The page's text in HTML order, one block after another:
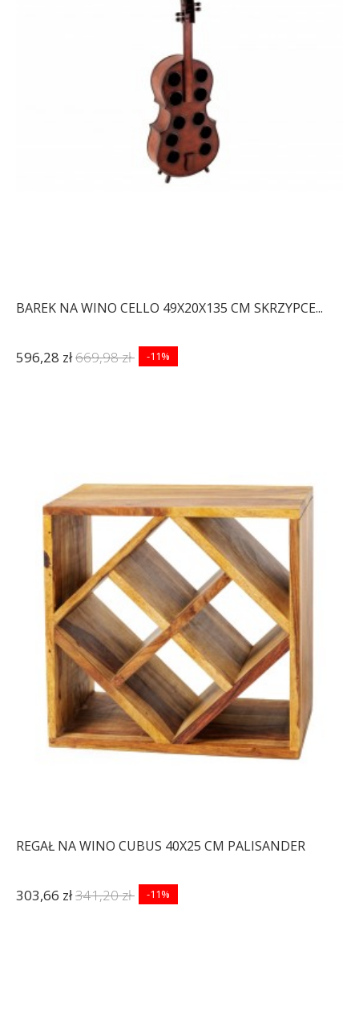
BAREK NA WINO CELLO 49X20X135 CM SKRZYPCE...
596,28 zł669,98 zł -11%
REGAŁ NA WINO CUBUS 40X25 CM PALISANDER
303,66 zł341,20 zł -11%